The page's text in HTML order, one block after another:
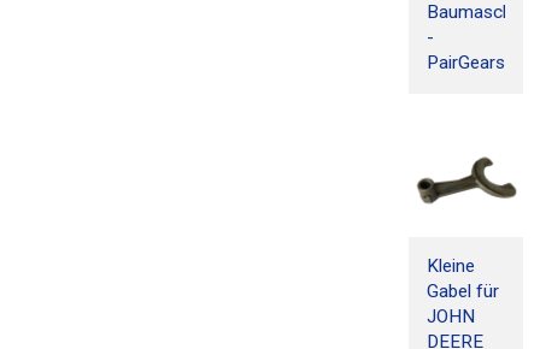
-
PairGears
Kleine
Gabel für
JOHN
DEERE